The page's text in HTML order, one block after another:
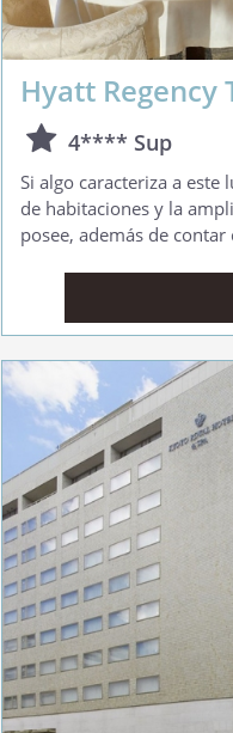
Hyatt Regency
4**** Sup
Si algo caracteriza a este
de habitaciones y la
posee, además de